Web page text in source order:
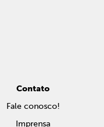
Contato
Fale conosco!
Imprensa